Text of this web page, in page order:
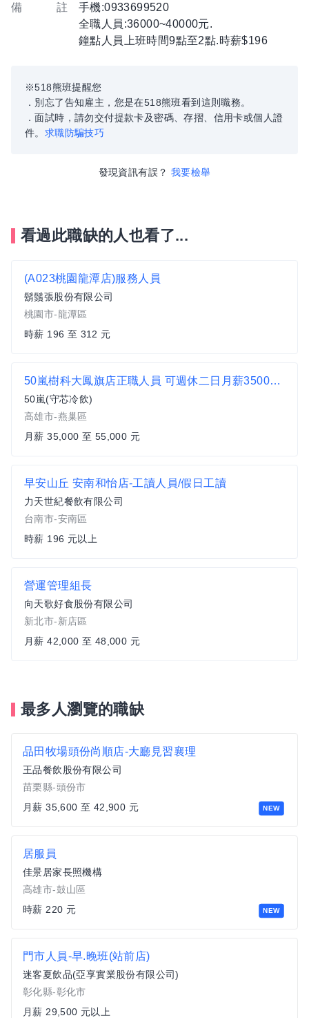
備 註
手機:0933699520
全職人員:36000~40000元.
鐘點人員上班時間9點至2點.時薪$196
※518熊班提醒您
．別忘了告知雇主，您是在518熊班看到這則職務。
．面試時，請勿交付提款卡及密碼、存摺、信用卡或個人證
件。 求職防騙技巧
發現資訊有誤？ 我要檢舉
看過此職缺的人也看了...
(A023桃園龍潭店)服務人員
鬍鬚張股份有限公司
桃園市-龍潭區
時薪 196 至 312 元
50嵐樹科大鳳旗店正職人員 可週休二日月薪35000至55000以上
50嵐(守芯冷飲)
高雄市-燕巢區
月薪 35,000 至 55,000 元
早安山丘 安南和怡店-工讀人員/假日工讀
力天世紀餐飲有限公司
台南市-安南區
時薪 196 元以上
營運管理組長
向天歌好食股份有限公司
新北市-新店區
月薪 42,000 至 48,000 元
最多人瀏覽的職缺
NEW
品田牧場頭份尚順店-大廳見習襄理
王品餐飲股份有限公司
苗栗縣-頭份市
月薪 35,600 至 42,900 元
NEW
居服員
佳景居家長照機構
高雄市-鼓山區
時薪 220 元
門市人員-早.晚班(站前店)
迷客夏飲品(亞享實業股份有限公司)
彰化縣-彰化市
月薪 29,500 元以上